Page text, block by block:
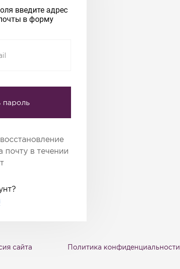
введите адрес
в форму
пароль
почту в течении
сайта Политика конфиденциальности